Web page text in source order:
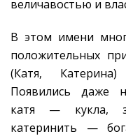
величавостью и
В этом имени
положительных
(Катя,
Появились даже
катя — кукла,
катеринить —